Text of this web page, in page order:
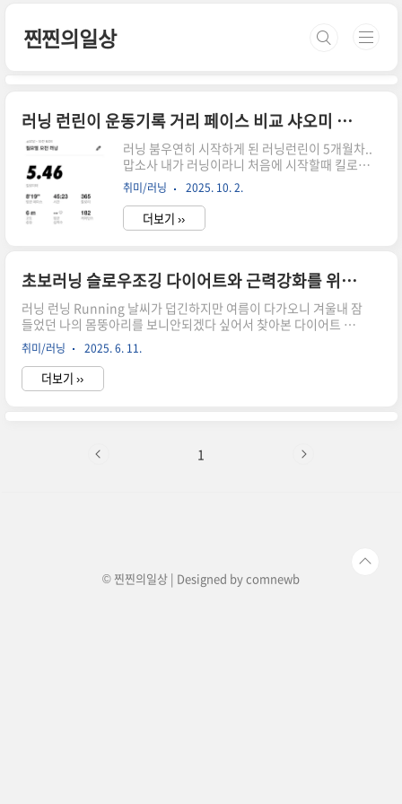
찐찐의일상
러닝 런린이 운동기록 거리 페이스 비교 샤오미 미밴드9 액티브 VS 나이키런 어플 비교데이터
러닝 붐우연히 시작하게 된 러닝런린이 5개월차..
맙소사 내가 러닝이라니 처음에 시작할때 킬로수와
시간 재는것 때문에 싼걸로 찾다보니 샤오미 접근..
ㅎ평도 괜찮길래 사서 사용중.. 요새 GPS 잘 못잡
고 어느순간 거리와 페이스 측정에 의심이 가기 시
작...그래서 나이키런 어플로 측정 샤오미 미피트니
신감 없을때 올려주는 기록이라던데..미밴드9액티
브가 더 많이 나오는건 뭐지.... 햐.. 다른걸 사야되
나.. 고민인 1인이래서 가민 가민 하는것인가... 챗
gpt에 물어봐야되는..
취미/러닝 2025. 10. 2.
더보기 ››
초보러닝 슬로우조깅 다이어트와 근력강화를 위한 러닝 심박수계산법 BPM 존 Zone 5단계 런닝
러닝 런닝 Running 날씨가 덥긴하지만 여름이 다가오니 겨울내 잠
들었던 나의 몸뚱아리를 보니안되겠다 싶어서 찾아본 다이어트 방
법의 한방법 우연히 보게된 슬로우조깅을 기본으로 운동장 한바퀴
가볍게 뛰고 났더니 기분이 상쾌그다음 본격적으로 러닝 검색러닝
을 통해 심폐력과 근력, 다이어트에 어떻게 하면 도움이 되는지 검
색검색 슬로우조깅이란 옆사람과 대화가 가능할정도의 짧은보폭으
https://youtu.be/sEzYR3hhCA0?si=d6w8lKvubrzSCU96 심
취미/러닝 2025. 6. 11.
더보기 ››
1
© 찐찐의일상 | Designed bycomnewb